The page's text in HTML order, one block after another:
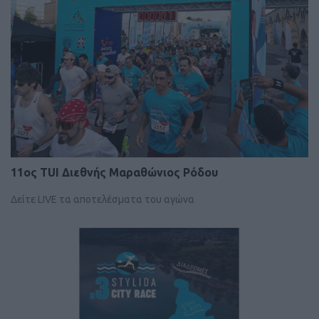
11ος TUI Διεθνής Mαραθώνιος Ρόδου
Δείτε LIVE τα αποτελέσματα του αγώνα